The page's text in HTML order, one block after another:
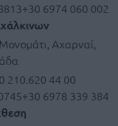
+30 6974 060 002
Αχαρναί,
210.620 44 00
+30 6978 339 384